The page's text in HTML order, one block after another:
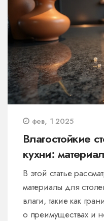
фев, 1 2025
Влагостойкие
кухни:
уходу
В этой статье
материалы для
влаги, такие как
о преимуществах и